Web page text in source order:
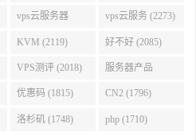
vps云服务器
(2275)
vps云服务 (2273)
KVM (2119) 好不好 (2085)
VPS测评 (2018) 服务器产品
(1938)
优惠码 (1815) CN2 (1796)
洛杉矶 (1748) php (1710)